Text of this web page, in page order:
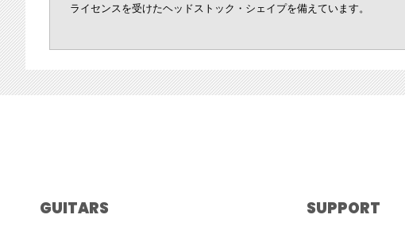
ライセンスを受けたヘッドストック・シェイプを備えています。
GUITARS SUPPORT